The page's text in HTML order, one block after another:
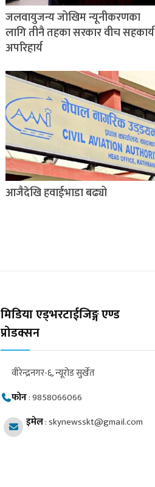
जलवायुजन्य जोखिम न्यूनीकरणका
लागि तीनै तहका सरकार वीच सहकार्य
अपरिहार्य
आजैदेखि हवाईभाडा बढ्यो
मिडिया एड्भरटाईजिङ्ग एण्ड
प्रोडक्सन
वीरेन्द्रनगर-६, न्यूरोड सुर्खेत
फोन:9858066066
इमेल:skynewsskt@gmail.com